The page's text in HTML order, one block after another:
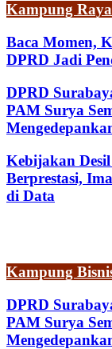
Kampung Raya
Baca Momen,
DPRD Jadi
DPRD
PAM Surya
Kebijakan Desil
Berprestasi,
di Data
Kampung
DPRD
PAM Surya